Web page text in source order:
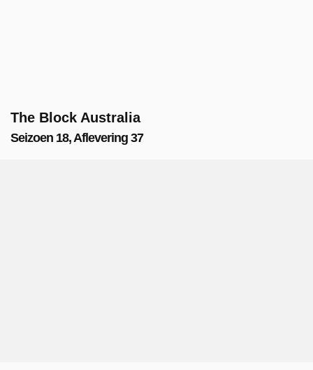
The Block Australia
Seizoen 18, Aflevering 37